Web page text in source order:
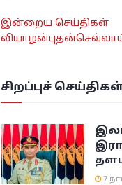
இன்றைய செய்திகள்
வியாழன்புதன்
சிறப்புச்
7